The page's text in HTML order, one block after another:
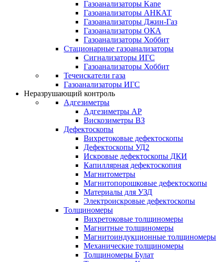
Газоанализаторы Kane
Газоанализаторы АНКАТ
Газоанализаторы Джин-Газ
Газоанализаторы ОКА
Газоанализаторы Хоббит
Стационарные газоанализаторы
Сигнализаторы ИГС
Газоанализаторы Хоббит
Течеискатели газа
Газоанализаторы ИГС
Неразрушающий контроль
Адгезиметры
Адгезиметры АР
Вискозиметры ВЗ
Дефектоскопы
Вихретоковые дефектоскопы
Дефектоскопы УД2
Искровые дефектоскопы ДКИ
Капиллярная дефектоскопия
Магнитометры
Магнитопорошковые дефектоскопы
Материалы для УЗД
Электроискровые дефектоскопы
Толщиномеры
Вихретоковые толщиномеры
Магнитные толщиномеры
Магнитоиндукционные толщиномеры
Механические толщиномеры
Толщиномеры Булат